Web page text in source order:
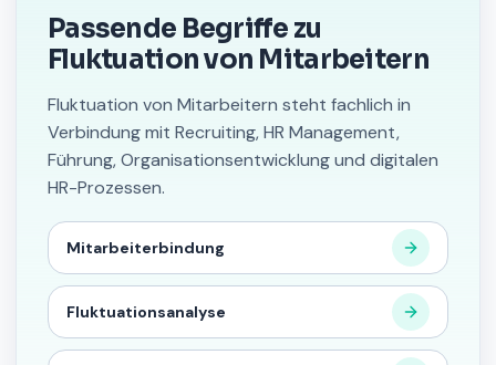
Passende Begriffe zu
Fluktuation von Mitarbeitern
Fluktuation von Mitarbeitern steht fachlich in
Verbindung mit Recruiting, HR Management,
Führung, Organisationsentwicklung und digitalen
HR-Prozessen.
Mitarbeiterbindung
Fluktuationsanalyse